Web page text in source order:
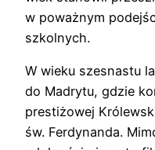
w poważnym
szkolnych.
W wieku szesnastu
do Madrytu, gdzie
prestiżowej
św. Ferdynanda.